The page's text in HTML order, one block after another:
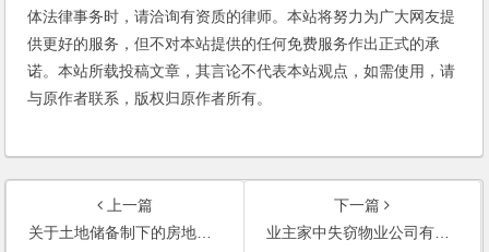
体法律事务时，请洽询有资质的律师。本站将努力为广大网友提
供更好的服务，但不对本站提供的任何免费服务作出正式的承
诺。本站所载投稿文章，其言论不代表本站观点，如需使用，请
与原作者联系，版权归原作者所有。
上一篇
关于土地储备制下的房地产前期开发(2003)
下一篇
业主家中失窃物业公司有赔偿责任吗？(2003)